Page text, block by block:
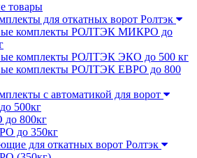
товары
для откатных ворот Ролтэк
комплекты РОЛТЭК МИКРО до
комплекты РОЛТЭК ЭКО до 500 кг
комплекты РОЛТЭК ЕВРО до 800
с автоматикой для ворот
500кг
800кг
до 350кг
для откатных ворот Ролтэк